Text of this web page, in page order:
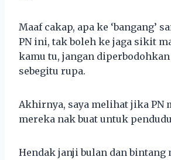
Maaf cakap, apa ke ‘bangang’
PN ini, tak boleh ke jaga sikit
kamu tu, jangan
sebegitu rupa.
Akhirnya, saya melihat jika PN
mereka nak buat untuk
Hendak janji bulan dan bintang